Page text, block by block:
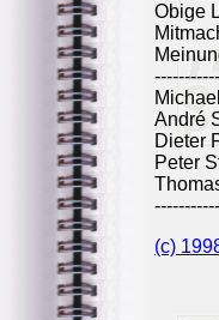
Obige
André
Dieter
Peter
(c)